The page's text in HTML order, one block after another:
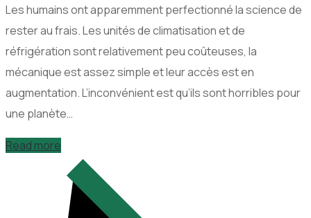
Les humains ont apparemment perfectionné la science de
rester au frais. Les unités de climatisation et de
réfrigération sont relativement peu coûteuses, la
mécanique est assez simple et leur accès est en
augmentation. L’inconvénient est qu’ils sont horribles pour
une planète…
Read more